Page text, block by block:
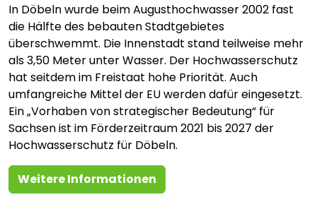
In Döbeln wurde beim Augusthochwasser 2002 fast
die Hälfte des bebauten Stadtgebietes
überschwemmt. Die Innenstadt stand teilweise mehr
als 3,50 Meter unter Wasser. Der Hochwasserschutz
hat seitdem im Freistaat hohe Priorität. Auch
umfangreiche Mittel der EU werden dafür eingesetzt.
Ein „Vorhaben von strategischer Bedeutung“ für
Sachsen ist im Förderzeitraum 2021 bis 2027 der
Hochwasserschutz für Döbeln.
Weitere Informationen